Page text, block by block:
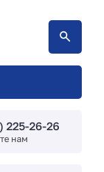
225-26-26
нам